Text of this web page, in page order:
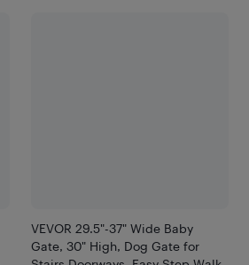
VEVOR 29.5"-37" Wide Baby
Gate, 30" High, Dog Gate for